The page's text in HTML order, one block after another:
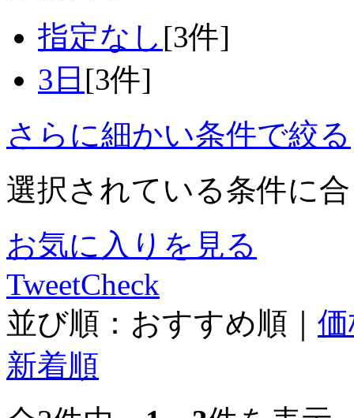
指定なし [3件]
3日 [3件]
さらに細かい条件で絞る
選択されている条件に
お気に入りを見る
TweetCheck
並び順： おすすめ順
新着順